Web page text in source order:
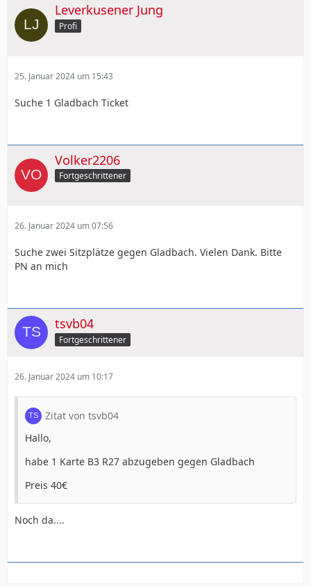
Leverkusener Jung
Profi
25. Januar 2024 um 15:43
Suche 1 Gladbach Ticket
Volker2206
Fortgeschrittener
26. Januar 2024 um 07:56
Suche zwei Sitzplätze gegen Gladbach. Vielen Dank. Bitte
PN an mich
tsvb04
Fortgeschrittener
26. Januar 2024 um 10:17
Zitat von tsvb04
Hallo,
habe 1 Karte B3 R27 abzugeben gegen Gladbach
Preis 40€
Noch da....